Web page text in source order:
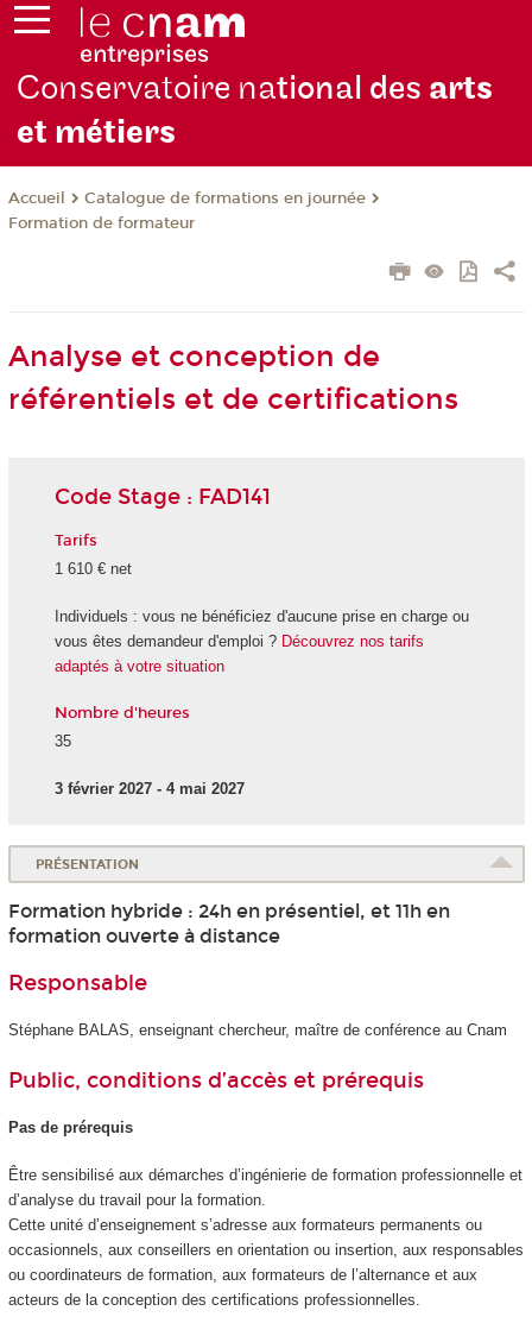
Conservatoire national des arts
et métiers
Accueil
Catalogue de formations en journée
Formation de formateur
Analyse et conception de
référentiels et de certifications
Code Stage : FAD141
Tarifs
1 610 € net
Individuels : vous ne bénéficiez d'aucune prise en charge ou
vous êtes demandeur d'emploi ? Découvrez nos tarifs
adaptés à votre situation
Nombre d'heures
35
3 février 2027 - 4 mai 2027
PRÉSENTATION
Formation hybride : 24h en présentiel, et 11h en
formation ouverte à distance
Responsable
Stéphane BALAS, enseignant chercheur, maître de conférence au Cnam
Public, conditions d’accès et prérequis
Pas de prérequis
Être sensibilisé aux démarches d’ingénierie de formation professionnelle et
d’analyse du travail pour la formation.
Cette unité d’enseignement s’adresse aux formateurs permanents ou
occasionnels, aux conseillers en orientation ou insertion, aux responsables
ou coordinateurs de formation, aux formateurs de l’alternance et aux
acteurs de la conception des certifications professionnelles.